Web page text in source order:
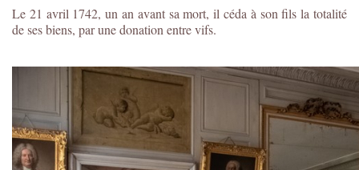
Le 21 avril 1742, un an avant sa mort, il céda à son fils la totalité
de ses biens, par une donation entre vifs.